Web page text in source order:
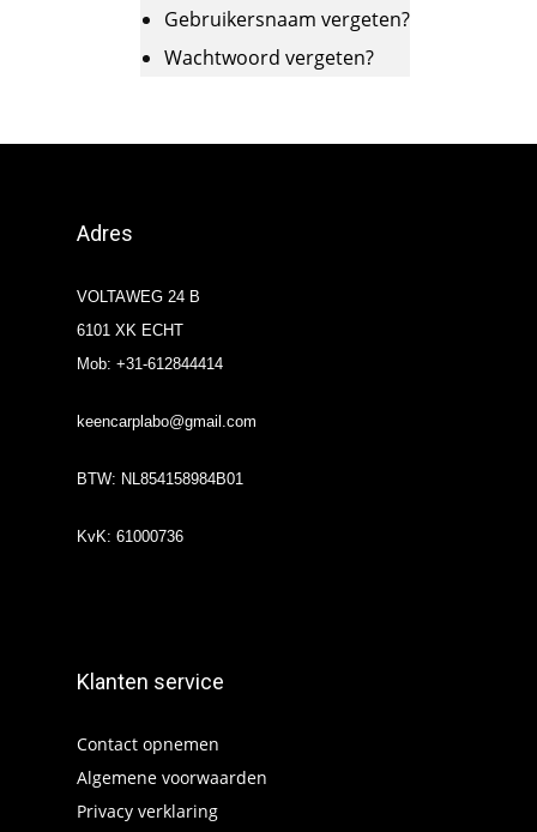
Gebruikersnaam vergeten?
Wachtwoord vergeten?
Adres
VOLTAWEG 24 B
6101 XK ECHT
Mob: +31-612844414
keencarplabo@gmail.com
BTW: NL854158984B01
KvK: 61000736
Klanten service
Contact opnemen
Algemene voorwaarden
Privacy verklaring